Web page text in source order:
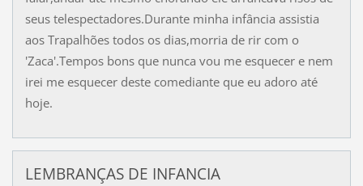
seus telespectadores.Durante minha infância assistia
aos Trapalhões todos os dias,morria de rir com o
'Zaca'.Tempos bons que nunca vou me esquecer e nem
irei me esquecer deste comediante que eu adoro até
hoje.
LEMBRANÇAS DE INFANCIA